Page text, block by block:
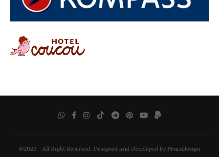
@2023 - All Right Reserved. Designed and Developed by PenciDesign